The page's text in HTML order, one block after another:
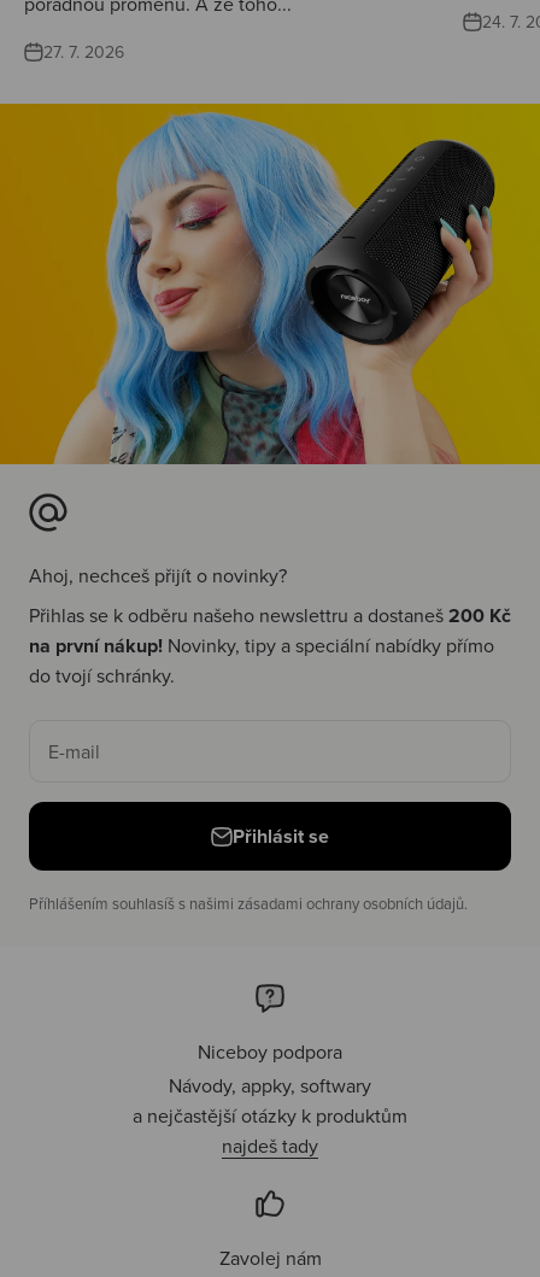
27. 7. 2026
24. 7.
Ahoj, nechceš přijít o novinky?
Přihlas se k odběru našeho newslettru a dostaneš200 Kč
na první nákup! Novinky, tipy a speciální nabídky přímo
do tvojí schránky.
E-mail
Přihlásit se
Příhlášením souhlasíš s našimi zásadami ochrany osobních údajů.
Niceboy podpora
Návody, appky, softwary
a nejčastější otázky k produktům
najdeš tady
Zavolej nám